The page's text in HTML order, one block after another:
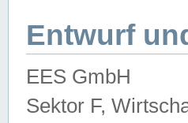
Entwurf
EES GmbH
Sektor F,